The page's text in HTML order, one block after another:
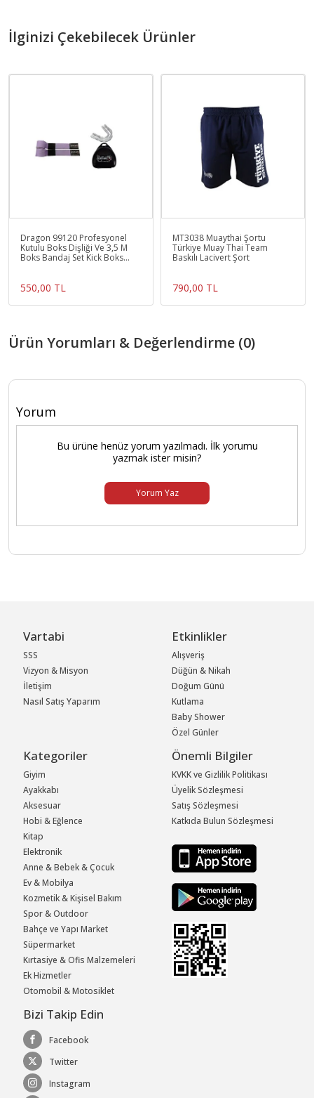
İlginizi Çekebilecek Ürünler
Dragon 99120 Profesyonel
Kutulu Boks Dişliği Ve 3,5 M
Boks Bandaj Set Kick Boks
550,00 TL
MT3038 Muaythai Şortu
Türkiye Muay Thai Team
Baskılı Lacivert Şort
790,00 TL
Ürün Yorumları & Değerlendirme (0)
Yorum
Bu ürüne henüz yorum yazılmadı. İlk yorumu
yazmak ister misin?
Yorum Yaz
Vartabi
SSS
Vizyon & Misyon
İletişim
Nasıl Satış Yaparım
Etkinlikler
Alışveriş
Düğün & Nikah
Doğum Günü
Kutlama
Baby Shower
Özel Günler
Kategoriler
Giyim
Ayakkabı
Aksesuar
Hobi & Eğlence
Kitap
Elektronik
Anne & Bebek & Çocuk
Ev & Mobilya
Kozmetik & Kişisel Bakım
Spor & Outdoor
Bahçe ve Yapı Market
Süpermarket
Kırtasiye & Ofis Malzemeleri
Ek Hizmetler
Otomobil & Motosiklet
Önemli Bilgiler
KVKK ve Gizlilik Politikası
Üyelik Sözleşmesi
Satış Sözleşmesi
Katkıda Bulun Sözleşmesi
Bizi Takip Edin
Facebook
Twitter
Instagram